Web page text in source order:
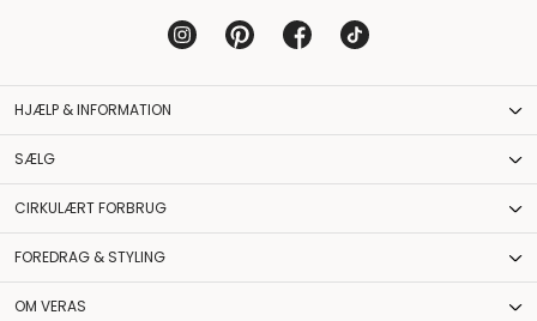
HJÆLP & INFORMATION
SÆLG
CIRKULÆRT FORBRUG
FOREDRAG & STYLING
OM VERAS